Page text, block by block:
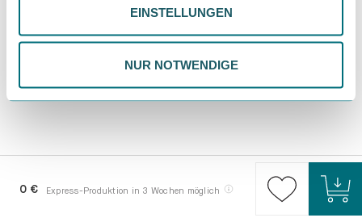
ändern. Weitere Informationen findest du in unserer
Datenschutzrichtlinie.
EINSTELLUNGEN
NUR NOTWENDIGE
0 € Express-Produktion in 3 Wochen möglich